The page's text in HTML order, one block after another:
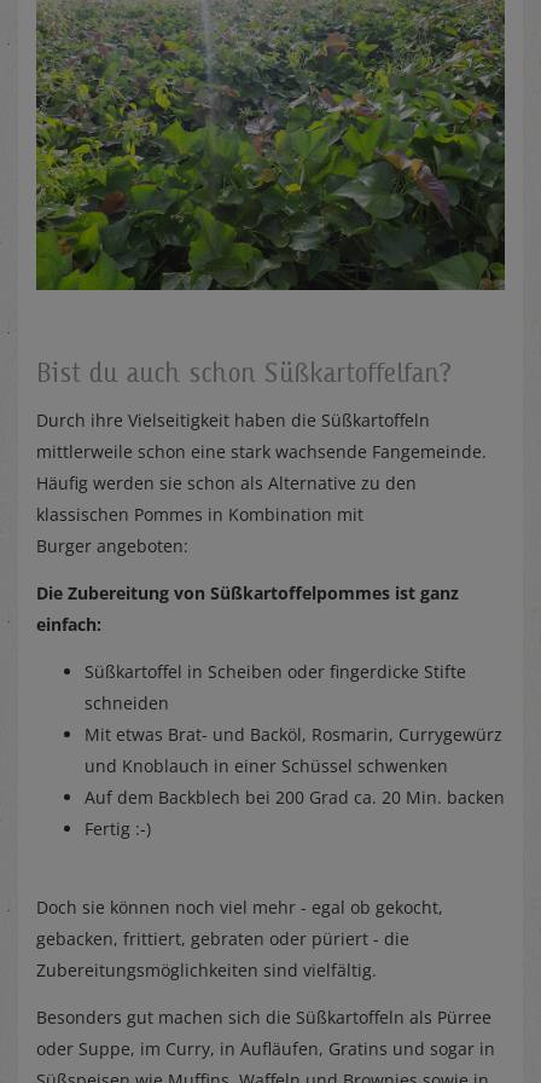
Bist du auch schon Süßkartoffelfan?
Durch ihre Vielseitigkeit haben die Süßkartoffeln
mittlerweile schon eine stark wachsende Fangemeinde.
Häufig werden sie schon als Alternative zu den
klassischen Pommes in Kombination mit
Burger angeboten:
Die Zubereitung von Süßkartoffelpommes ist ganz
einfach:
Süßkartoffel in Scheiben oder fingerdicke Stifte
schneiden
Mit etwas Brat- und Backöl, Rosmarin, Currygewürz
und Knoblauch in einer Schüssel schwenken
Auf dem Backblech bei 200 Grad ca. 20 Min. backen
Fertig :-)
Doch sie können noch viel mehr - egal ob gekocht,
gebacken, frittiert, gebraten oder püriert - die
Zubereitungsmöglichkeiten sind vielfältig.
Besonders gut machen sich die Süßkartoffeln als Pürree
oder Suppe, im Curry, in Aufläufen, Gratins und sogar in